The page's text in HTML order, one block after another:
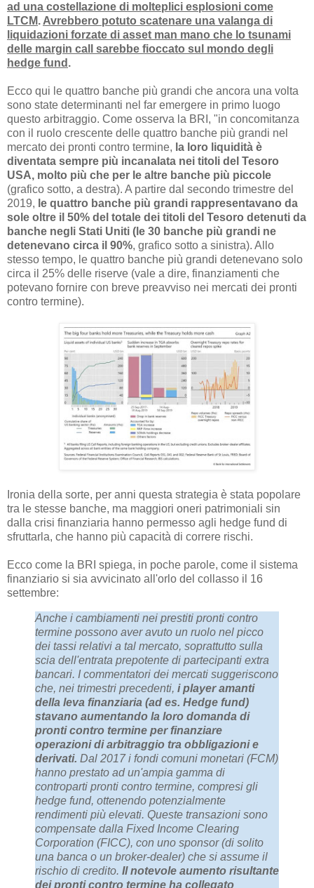
ad una costellazione di molteplici esplosioni come
LTCM.Avrebbero potuto scatenare una valanga di
liquidazioni forzate di asset man mano che lo tsunami
delle margin call sarebbe fioccato sul mondo degli
hedge fund .
Ecco qui le quattro banche più grandi che ancora una volta
sono state determinanti nel far emergere in primo luogo
questo arbitraggio. Come osserva la BRI, "in concomitanza
con il ruolo crescente delle quattro banche più grandi nel
mercato dei pronti contro termine, la loro liquidità è
diventata sempre più incanalata nei titoli del Tesoro
USA, molto più che per le altre banche più piccole
(grafico sotto, a destra). A partire dal secondo trimestre del
2019, le quattro banche più grandi rappresentavano da
sole oltre il 50% del totale dei titoli del Tesoro detenuti da
banche negli Stati Uniti (le 30 banche più grandi ne
detenevano circa il 90%, grafico sotto a sinistra). Allo
stesso tempo, le quattro banche più grandi detenevano solo
circa il 25% delle riserve (vale a dire, finanziamenti che
potevano fornire con breve preavviso nei mercati dei pronti
contro termine).
Ironia della sorte, per anni questa strategia è stata popolare
tra le stesse banche, ma maggiori oneri patrimoniali sin
dalla crisi finanziaria hanno permesso agli hedge fund di
sfruttarla, che hanno più capacità di correre rischi.
Ecco come la BRI spiega, in poche parole, come il sistema
finanziario si sia avvicinato all'orlo del collasso il 16
settembre:
Anche i cambiamenti nei prestiti pronti contro
termine possono aver avuto un ruolo nel picco
dei tassi relativi a tal mercato, soprattutto sulla
scia dell'entrata prepotente di partecipanti extra
bancari. I commentatori dei mercati suggeriscono
che, nei trimestri precedenti, i player amanti
della leva finanziaria (ad es. Hedge fund)
stavano aumentando la loro domanda di
pronti contro termine per finanziare
operazioni di arbitraggio tra obbligazioni e
derivati. Dal 2017 i fondi comuni monetari (FCM)
hanno prestato ad un'ampia gamma di
controparti pronti contro termine, compresi gli
hedge fund, ottenendo potenzialmente
rendimenti più elevati. Queste transazioni sono
compensate dalla Fixed Income Clearing
Corporation (FICC), con uno sponsor (di solito
una banca o un broker-dealer) che si assume il
rischio di credito. Il notevole aumento risultante
dei pronti contro termine ha collegato